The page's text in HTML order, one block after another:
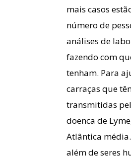
mais casos
número de
análises de
fazendo com
tenham. Para
carraças que
transmitidas
doenca de
Atlântica
além de seres